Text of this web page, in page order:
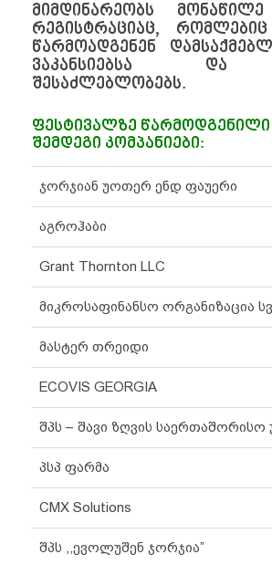
მიმდინარეობს
რეგისტრაციაც, რომლებიც
წარმოადგენენ
ვაკანსიებსა და
შესაძლებლობებს.
ფესტივალზე წარმოდგენილი
შემდეგი კომპანიები:
ჯორჯიან უოთერ ენდ ფაუერი
აგროჰაბი
Grant Thornton LLC
მიკროსაფინანსო ორგანიზაცია
მასტერ თრეიდი
ECOVIS GEORGIA
შპს – შავი ზღვის საერთაშორისო
პსპ ფარმა
CMX Solutions
შპს ,,ევოლუშენ ჯორჯია”